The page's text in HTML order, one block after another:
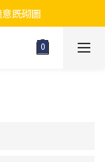
既砌圖